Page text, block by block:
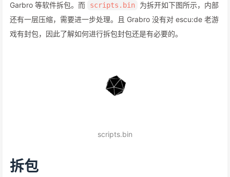
Garbro 等软件拆包。而
scripts.bin
为拆开如下图所示，内部
还有一层压缩，需要进一步处理。且 Grabro 没有对 escu:de 老游
戏有封包，因此了解如何进行拆包封包还是有必要的。
scripts.bin
拆包